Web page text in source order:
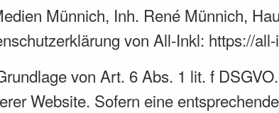
Münnich, Inh. René Münnich,
von All-Inkl: https://
von Art. 6 Abs. 1 lit. f
Website. Sofern eine